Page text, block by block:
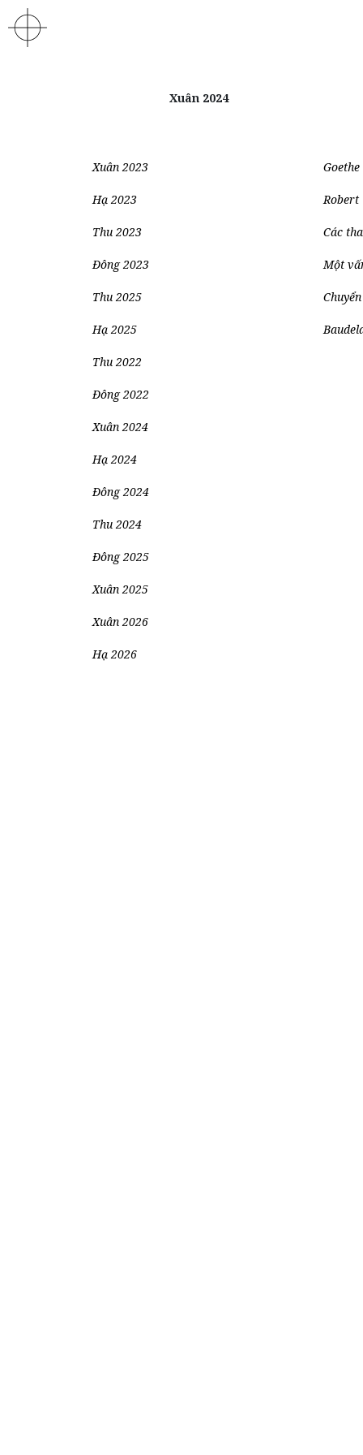
Xuân 2024
Xuân 2023
Hạ 2023
Thu 2023
Đông 2023
Thu 2025
Hạ 2025
Thu 2022
Đông 2022
Xuân 2024
Hạ 2024
Đông 2024
Thu 2024
Đông 2025
Xuân 2025
Xuân 2026
Hạ 2026
Robert
Các
Một